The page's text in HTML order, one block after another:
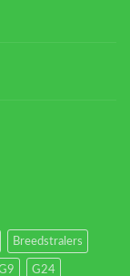
Breedstralers
G24